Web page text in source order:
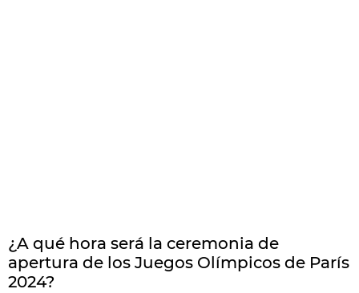
¿A qué hora será la ceremonia de
apertura de los Juegos Olímpicos de París
2024?